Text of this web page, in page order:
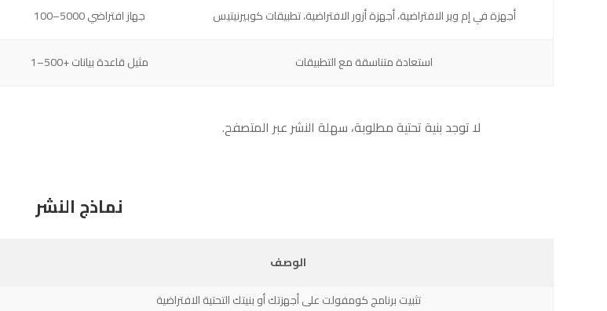
100–5000 جهاز افتراضي
أجهزة في إم وير الافتراضية، أجهزة أزور الافتراضية، تطبيقات كوبيرنيتيس
1–500+ مثيل قاعدة بيانات استعادة متناسقة مع التطبيقات
لا توجد بنية تحتية مطلوبة، سهلة النشر عبر المتصفح.
نماذج النشر
الوصف
تثبيت برنامج كومفولت على أجهزتك أو بنيتك التحتية الافتراضية